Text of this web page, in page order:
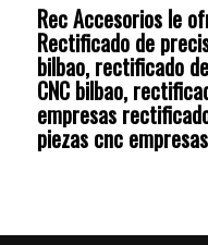
Rec Accesorios le
Rectificado de
bilbao, rectificado
CNC bilbao,
empresas
piezas cnc